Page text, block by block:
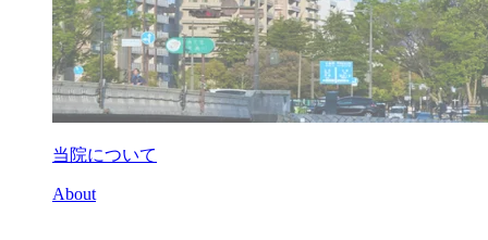
当院について
About